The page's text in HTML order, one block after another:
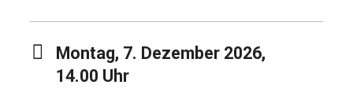
Montag, 7. Dezember 2026,
14.00 Uhr